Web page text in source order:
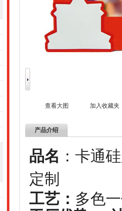
查看大图 加入收藏夹
产品介绍
品名 ：卡
定制
工艺： 多